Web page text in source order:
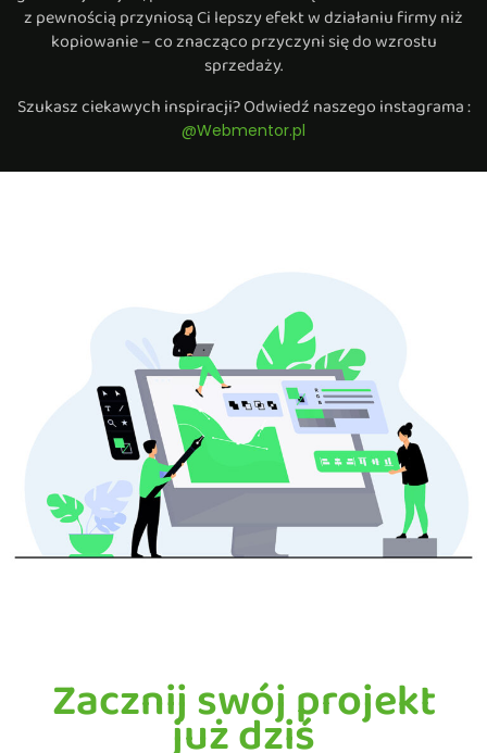
z pewnością przyniosą Ci lepszy efekt w działaniu firmy niż
kopiowanie – co znacząco przyczyni się do wzrostu
sprzedaży.
Szukasz ciekawych inspiracji? Odwiedź naszego instagrama :
@Webmentor.pl
Zacznij swój projekt
już dziś